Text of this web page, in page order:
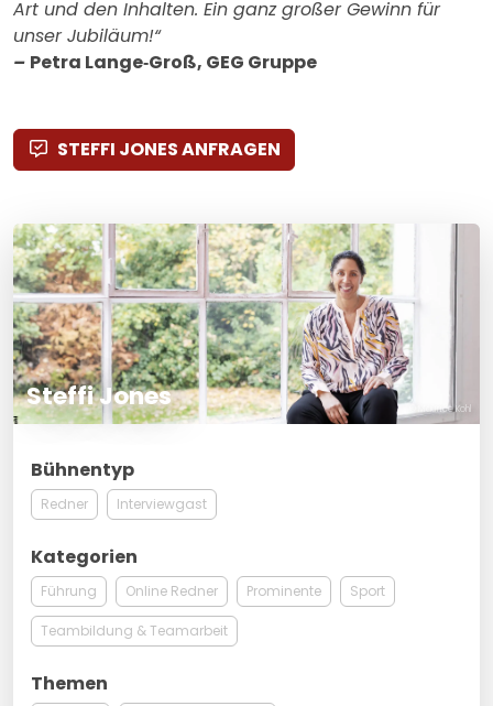
Art und den Inhalten. Ein ganz großer Gewinn für
unser Jubiläum!“
– Petra Lange‑Groß, GEG Gruppe
STEFFI JONES ANFRAGEN
© Maurice Kohl
Steffi Jones
Bühnentyp
Redner Interviewgast
Kategorien
Führung Online Redner Prominente Sport
Teambildung & Teamarbeit
Themen